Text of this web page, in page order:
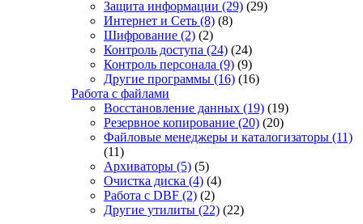
Защита информации (29) (29)
Интернет и Сеть (8) (8)
Шифрование (2) (2)
Контроль доступа (24) (24)
Контроль персонала (9) (9)
Другие программы (16) (16)
Работа с файлами
Восстановление данных (19) (19)
Резервное копирование (20) (20)
Файловые менеджеры и каталогизаторы (11)
(11)
Архиваторы (5) (5)
Очистка диска (4) (4)
Работа с DBF (2) (2)
Другие утилиты (22) (22)